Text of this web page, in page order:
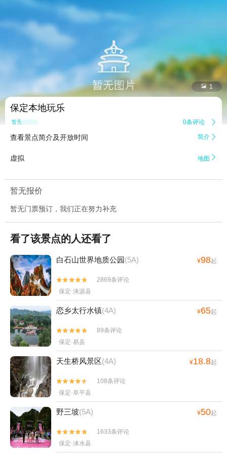
 1
保定本地玩乐
暂无点评 0条评论 
查看景点简介及开放时间 简介 
虚拟 地图 
暂无报价
暂无门票预订，我们正在努力补充
看了该景点的人还看了
白石山世界地质公园(5A) ¥98起


2869条评论
保定·涞源县
恋乡太行水镇(4A) ¥65起


89条评论
保定·易县
天生桥风景区(4A) ¥18.8起


108条评论
保定·阜平县
野三坡(5A) ¥50起


1633条评论
保定·涞水县